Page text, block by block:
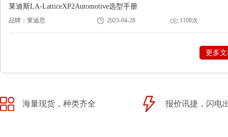
莱迪斯LA-LatticeXP2Automotive选型手册
品牌：莱迪思 2023-04-28 1108次
更多
海量现货，种类齐全 报价讯捷，闪电